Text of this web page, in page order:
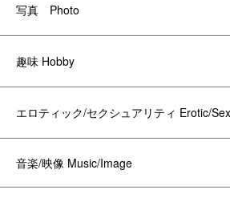
写真 Photo
趣味 Hobby
エロティック/セクシュアリティ Erotic/
音楽/映像 Music/Image